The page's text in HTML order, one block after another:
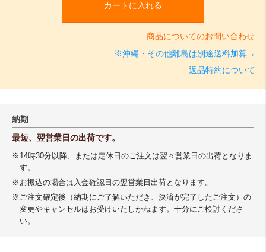
カートに入れる
商品についてのお問い合わせ
※沖縄・その他離島は別途送料加算→
返品特約について
納期
最短、翌営業日の出荷です。
※14時30分以降、または定休日のご注文は翌々営業日の出荷となりま
す。
※お振込の場合は入金確認日の翌営業日出荷となります。
※ご注文確定後（納期にご了解いただき、決済が完了したご注文）の
変更やキャンセルはお受けいたしかねます。十分にご検討くださ
い。